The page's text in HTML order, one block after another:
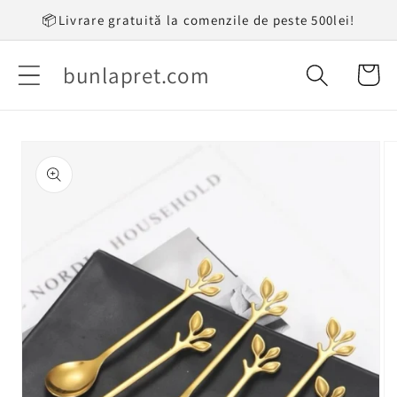
Salt la
conținut
📦Livrare gratuită la comenzile de peste 500lei!
bunlapret.com Coș
informațiile
despre
produs